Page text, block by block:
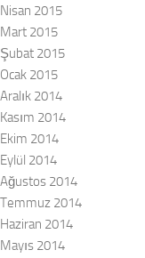
Nisan 2015
Mart 2015
Şubat 2015
Ocak 2015
Aralık 2014
Kasım 2014
Ekim 2014
Eylül 2014
Ağustos 2014
Temmuz 2014
Haziran 2014
Mayıs 2014